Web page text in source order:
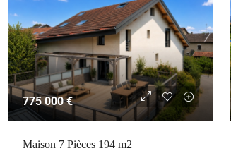
775 000 €
Maison 7 Pièces 194 m2